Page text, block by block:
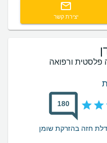
יצירת קשר
פלסטית ורפואה
180